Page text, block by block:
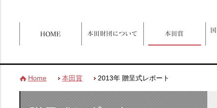
Home 本田賞 2013年 贈呈式レポート